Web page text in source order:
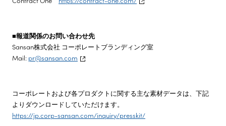
■報道関係のお問い合わせ先
Sansan株式会社 コーポレートブランディング室
Mail: pr@sansan.com
コーポレートおよび各プロダクトに関する主な素材データは、下記
よりダウンロードしていただけます。
https://jp.corp-sansan.com/inquiry/presskit/